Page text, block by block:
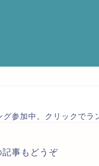
グ参加中。クリックでラ
記事もどうぞ